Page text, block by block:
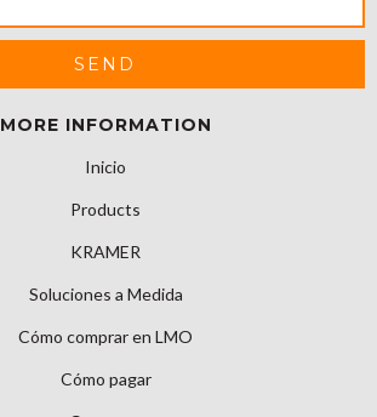
MORE INFORMATION
Inicio
Products
KRAMER
Soluciones a Medida
Cómo comprar en LMO
Cómo pagar